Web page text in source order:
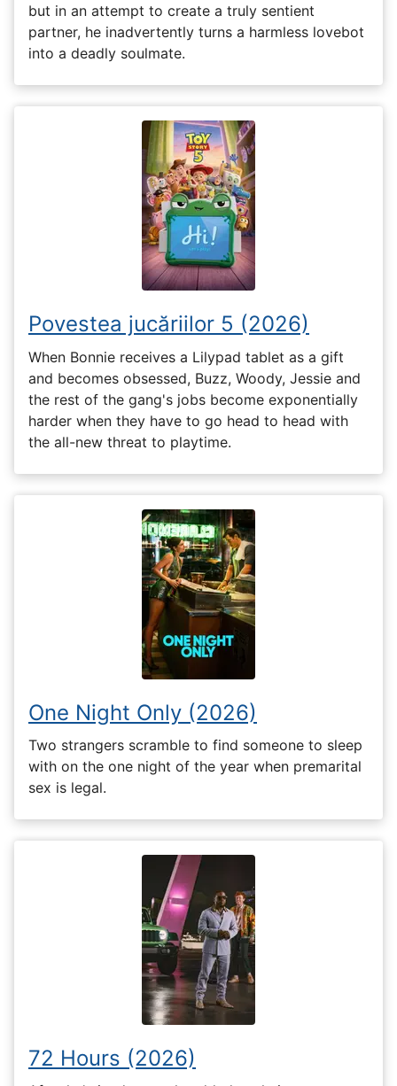
but in an attempt to create a truly sentient
partner, he inadvertently turns a harmless lovebot
into a deadly soulmate.
Povestea jucăriilor 5 (2026)
When Bonnie receives a Lilypad tablet as a gift
and becomes obsessed, Buzz, Woody, Jessie and
the rest of the gang's jobs become exponentially
harder when they have to go head to head with
the all-new threat to playtime.
One Night Only (2026)
Two strangers scramble to find someone to sleep
with on the one night of the year when premarital
sex is legal.
72 Hours (2026)